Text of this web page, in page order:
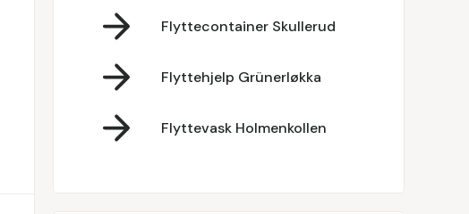
Flyttecontainer Skullerud
Flyttehjelp Grünerløkka
Flyttevask Holmenkollen